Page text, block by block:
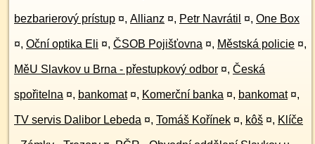
bezbarierový prístup ¤, Allianz ¤, Petr Navrátil ¤, One Box
¤, Oční optika Eli ¤, ČSOB Pojišťovna ¤, Městská policie ¤,
MěU Slavkov u Brna - přestupkový odbor ¤, Česká
spořitelna ¤, bankomat ¤, Komerční banka ¤, bankomat ¤,
TV servis Dalibor Lebeda ¤, Tomáš Kořínek ¤, kôš ¤, Klíče